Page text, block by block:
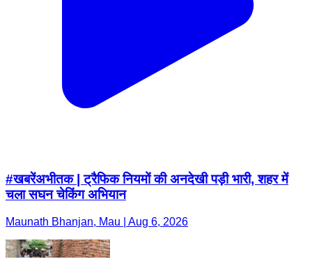
#खबरेंअभीतक | ट्रैफिक नियमों की अनदेखी पड़ी भारी, शहर में
चला सघन चेकिंग अभियान
Maunath Bhanjan, Mau | Aug 6, 2026